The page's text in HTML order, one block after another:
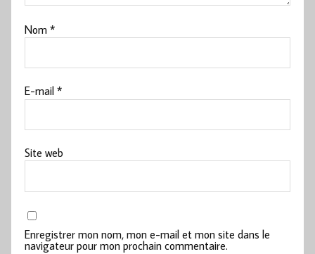
Nom*
E-mail*
Site web
Enregistrer mon nom, mon e-mail et mon site dans le
navigateur pour mon prochain commentaire.